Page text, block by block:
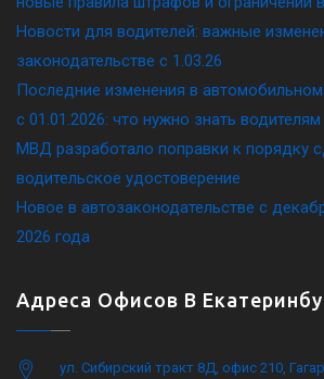
Новости для водителей: важные
законодательстве c 1.03.26
Последние изменения в автомобильном
c 01.01.2026: что нужно знать водителям
МВД разработало поправки к порядку
водительское удостоверение
Новое в автозаконодательстве с
2026 года
Адреса Офисов В
ул. Сибирский тракт 8Д, офис 210,